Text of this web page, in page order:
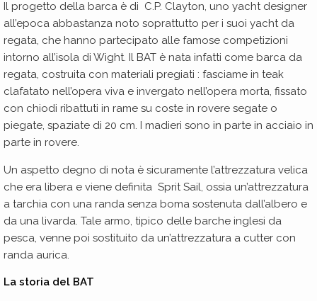
Il progetto della barca è di C.P. Clayton, uno yacht designer
all’epoca abbastanza noto soprattutto per i suoi yacht da
regata, che hanno partecipato alle famose competizioni
intorno all’isola di Wight. Il BAT è nata infatti come barca da
regata, costruita con materiali pregiati : fasciame in teak
clafatato nell’opera viva e invergato nell’opera morta, fissato
con chiodi ribattuti in rame su coste in rovere segate o
piegate, spaziate di 20 cm. I madieri sono in parte in acciaio in
parte in rovere.
Un aspetto degno di nota è sicuramente l’attrezzatura velica
che era libera e viene definita Sprit Sail, ossia un’attrezzatura
a tarchia con una randa senza boma sostenuta dall’albero e
da una livarda. Tale armo, tipico delle barche inglesi da
pesca, venne poi sostituito da un’attrezzatura a cutter con
randa aurica.
La storia del BAT